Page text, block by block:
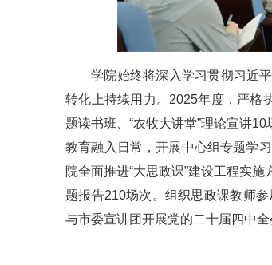
学院始终将深入学习贯彻习近
转化上持续用力。2025年度，严格
题读书班、“农牧大讲堂”理论宣讲
教育融入日常，开展中心组专题学
院全面推进“大思政课”建设工程实
题报告210场次。组织思政课教师
与市委宣讲团开展党的二十届四中